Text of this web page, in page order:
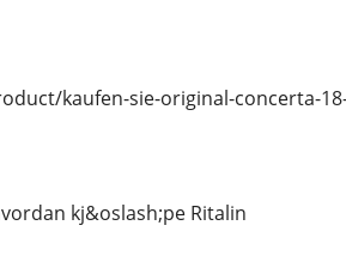
kaufen-sie-original-concerta-
kj&oslash;pe Ritalin